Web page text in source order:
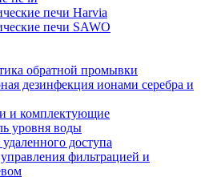
печи Harvia
печи SAWO
обратной промывки
дезинфекция ионами серебра и
и комплектующие
уровня воды
доступа
фильтрацией и